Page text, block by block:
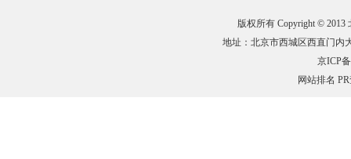
版权所有 Copyright © 2013
地址：北京市西城区西直门内
京ICP
网站排名